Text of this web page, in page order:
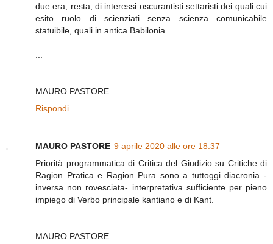
due era, resta, di interessi oscurantisti settaristi dei quali cui
esito ruolo di scienziati senza scienza comunicabile
statuibile, quali in antica Babilonia.
MAURO PASTORE
Rispondi
MAURO PASTORE 9 aprile 2020 alle ore 18:37
Priorità programmatica di Critica del Giudizio su Critiche di
Ragion Pratica e Ragion Pura sono a tuttoggi diacronia -
inversa non rovesciata- interpretativa sufficiente per pieno
impiego di Verbo principale kantiano e di Kant.
MAURO PASTORE